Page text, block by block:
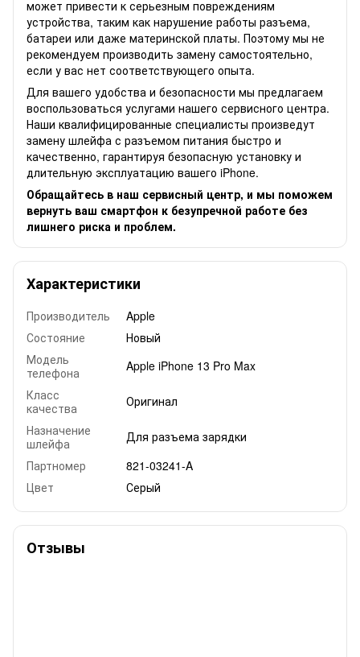
может привести к серьезным повреждениям
устройства, таким как нарушение работы разъема,
батареи или даже материнской платы. Поэтому мы не
рекомендуем производить замену самостоятельно,
если у вас нет соответствующего опыта.
Для вашего удобства и безопасности мы предлагаем
воспользоваться услугами нашего сервисного центра.
Наши квалифицированные специалисты произведут
замену шлейфа с разъемом питания быстро и
качественно, гарантируя безопасную установку и
длительную эксплуатацию вашего iPhone.
Обращайтесь в наш сервисный центр, и мы поможем
вернуть ваш смартфон к безупречной работе без
лишнего риска и проблем.
Характеристики
Производитель
Apple
Состояние
Новый
Модель
телефона
Apple iPhone 13 Pro Max
Класс
качества
Оригинал
Назначение
шлейфа
Для разъема зарядки
Партномер
821-03241-A
Цвет
Серый
Отзывы